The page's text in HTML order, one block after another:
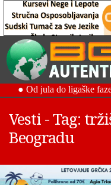
Vesti - Tag:
Beogradu